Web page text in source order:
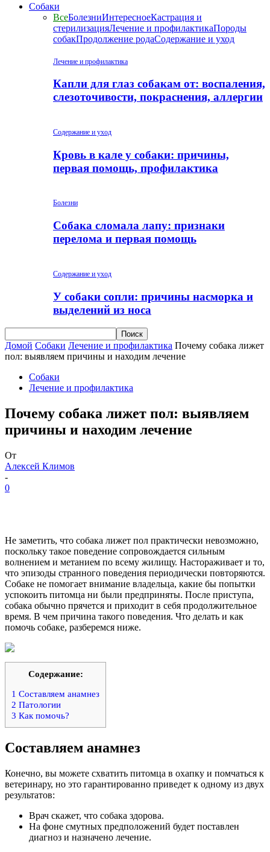
Собаки
ВсеБолезниИнтересноеКастрация и
стерилизацияЛечение и профилактикаПороды
собакПродолжение родаСодержание и уход
Лечение и профилактика
Капли для глаз собакам от: воспаления,
слезоточивости, покраснения, аллергии
Содержание и уход
Кровь в кале у собаки: причины,
первая помощь, профилактика
Болезни
Собака сломала лапу: признаки
перелома и первая помощь
Содержание и уход
У собаки сопли: причины насморка и
выделений из носа
Домой Собаки Лечение и профилактика Почему собака лижет
пол: выявляем причины и находим лечение
Собаки
Лечение и профилактика
Почему собака лижет пол: выявляем
причины и находим лечение
От
Алексей Климов
-
0
Не заметить, что собака лижет пол практически невозможно,
поскольку такое поведение сопровождается сильным
волнением и метанием по всему жилищу. Настораживает и то,
что эпизоды странного поведения периодически повторяются.
Собаке не помогает внимание владельца, какие бы попытки
успокоить питомца ни были предприняты. После приступа,
собака обычно прячется и приходит в себя продолжительное
время. В чем причина такого поведения. Что делать и как
помочь собаке, разберемся ниже.
Содержание:
1 Составляем анамнез
2 Патологии
3 Как помочь?
Составляем анамнез
Конечно, вы можете схватить питомца в охапку и помчаться к
ветеринару, но это гарантированно приведет к одному из двух
результатов:
Врач скажет, что собака здорова.
На фоне смутных предположений будет поставлен
диагноз и назначено лечение.